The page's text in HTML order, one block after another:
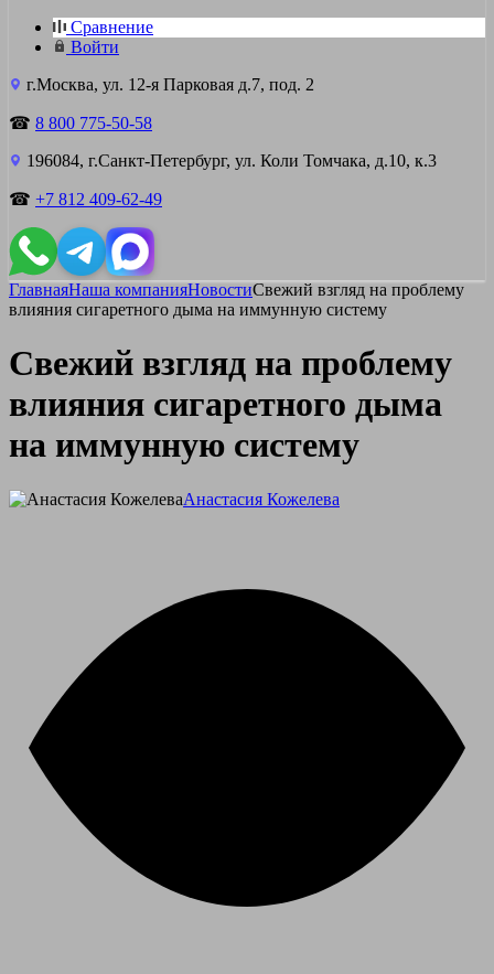
Сравнение
Войти
г.Москва, ул. 12-я Парковая д.7, под. 2
☎ 8 800 775-50-58
196084, г.Санкт-Петербург, ул. Коли Томчака, д.10, к.3
☎ +7 812 409-62-49
ГлавнаяНаша компанияНовостиСвежий взгляд на проблему
влияния сигаретного дыма на иммунную систему
Свежий взгляд на проблему
влияния сигаретного дыма
на иммунную систему
Анастасия Кожелева